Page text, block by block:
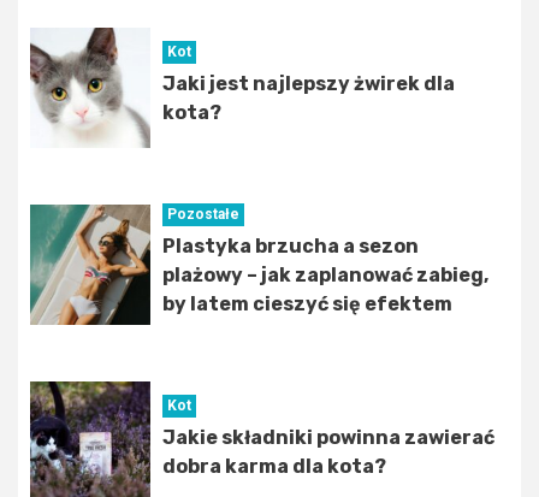
Kot
Jaki jest najlepszy żwirek dla
kota?
Pozostałe
Plastyka brzucha a sezon
plażowy – jak zaplanować zabieg,
by latem cieszyć się efektem
Kot
Jakie składniki powinna zawierać
dobra karma dla kota?